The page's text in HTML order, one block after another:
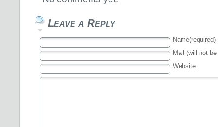
Leave a Reply
Name(required)
Mail (will not
Website